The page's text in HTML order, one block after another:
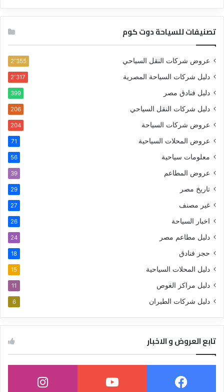
تصنيفات للسياحة دوت كوم
عروض شركات النقل السياحي 2٬355
دليل شركات السياحة المصرية 2٬317
دليل فنادق مصر 399
دليل شركات النقل السياحي 206
عروض شركات السياحة 204
عروض المحلات السياحية 71
معلومات سياحية 56
عروض المطاعم 39
تاريخ مصر 29
غير مصنف 27
اخبار السياحة 26
دليل مطاعم مصر 24
حجز فنادق 18
دليل المحلات السياحية 15
دليل مراكز الغوص 11
دليل شركات الطيران 6
تابع العروض و الاخبار